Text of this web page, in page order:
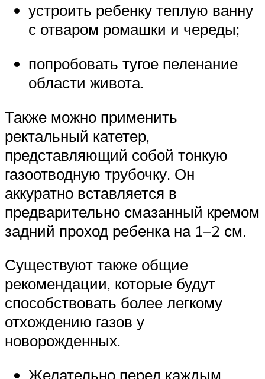
устроить ребенку теплую ванну
с отваром ромашки и череды;
попробовать тугое пеленание
области живота.
Также можно применить
ректальный катетер,
представляющий собой тонкую
газоотводную трубочку. Он
аккуратно вставляется в
предварительно смазанный кремом
задний проход ребенка на 1–2 см.
Существуют также общие
рекомендации, которые будут
способствовать более легкому
отхождению газов у
новорожденных.
Желательно перед каждым